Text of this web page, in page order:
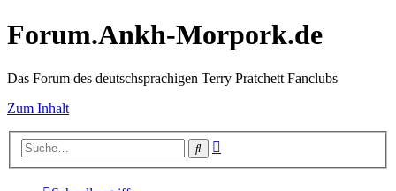
Forum.Ankh-Morpork.de
Das Forum des deutschsprachigen Terry Pratchett Fanclubs
Zum Inhalt
Suche